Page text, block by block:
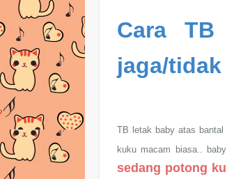
Cara
jaga/
TB letak baby atas bantal
kuku macam biasa..
sedang potong